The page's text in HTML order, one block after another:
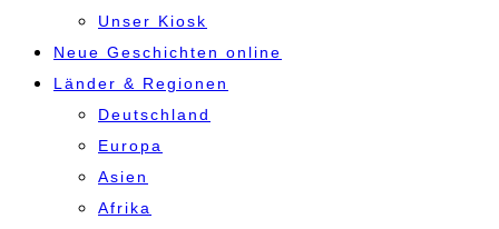
Unser Kiosk
Neue Geschichten online
Länder & Regionen
Deutschland
Europa
Asien
Afrika